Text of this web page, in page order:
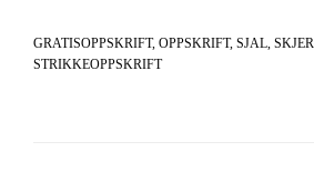
GRATISOPPSKRIFT, OPPSKRIFT, SJAL,
STRIKKEOPPSKRIFT